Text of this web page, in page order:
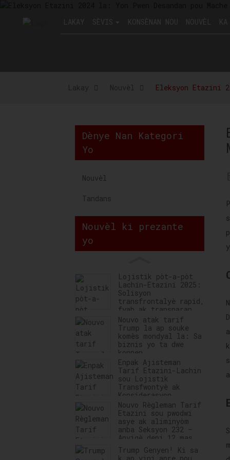
LAKAY SÈVIS KONSÈNAN NOU NOUVÈL KA
Lakay Nouvèl Eleksyon Etazini
Dènye Nan Kategori
Yo
Nouvèl
Tandans
Nouvèl ki prezante
yo
Lojistik pòt-a-pòt
Lachin-Etazini 2025:
Solisyon
transfrontalyè rapid,
fyab ak transparan
Nouvo atak tarif
Trump la ap souke
komès mondyal la: Sa
biznis yo ta dwe
konnen
Enpak Ajisteman
Tarif Etazini-Lachin
sou Lojistik
Transfwontyè ak
Konsiderasyon
Estratejik
Nouvo Règleman Tarif
Etazini sou pwodwi
asye ak aliminyòm
anba Seksyon 232 –
Anvigè depi 12 mas
2025
Trump Genyen! Ki sa